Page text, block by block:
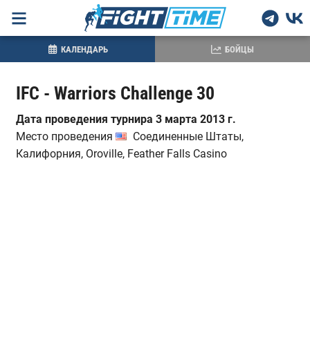
IFC - Warriors Challenge 30
Дата проведения турнира 3 марта 2013 г.
Место проведения
Соединенные Штаты,
Калифорния, Oroville, Feather Falls Casino
КАЛЕНДАРЬ БОЙЦЫ